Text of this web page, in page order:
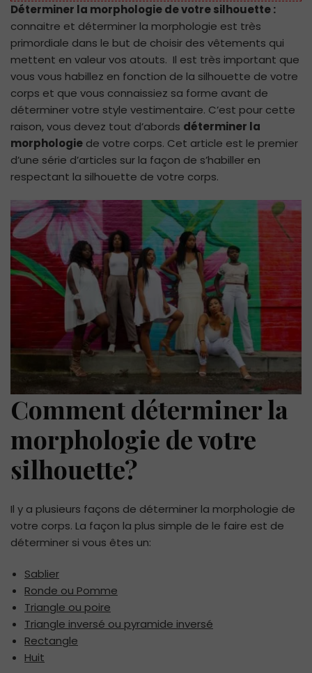
Déterminer la morphologie de votre silhouette :
connaitre et déterminer la morphologie est très
primordiale dans le but de choisir des vêtements qui
mettent en valeur vos atouts. Il est très important que
vous vous habillez en fonction de la silhouette de votre
corps et que vous connaissiez sa forme avant de
déterminer votre style vestimentaire. C’est pour cette
raison, vous devez tout d’abords déterminer la
morphologie de votre corps. Cet article est le premier
d’une série d’articles sur la façon de s’habiller en
respectant la silhouette de votre corps.
Comment déterminer la
morphologie de votre
silhouette?
Il y a plusieurs façons de déterminer la morphologie de
votre corps. La façon la plus simple de le faire est de
déterminer si vous êtes un:
Sablier
Ronde ou Pomme
Triangle ou poire
Triangle inversé ou pyramide inversé
Rectangle
Huit